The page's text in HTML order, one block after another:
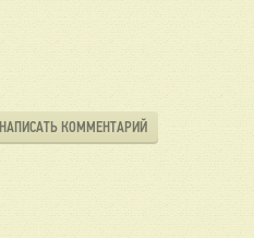
НАПИСАТЬ КОММЕНТАРИЙ